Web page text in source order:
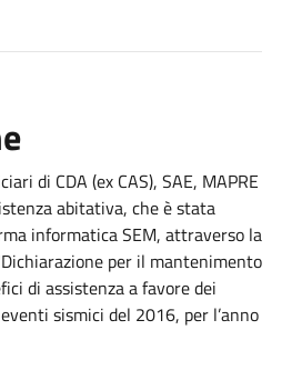
di CDA (ex CAS), SAE, MAPRE
abitativa, che è stata
informatica SEM, attraverso la
per il mantenimento
di assistenza a favore dei
sismici del 2016, per l’anno